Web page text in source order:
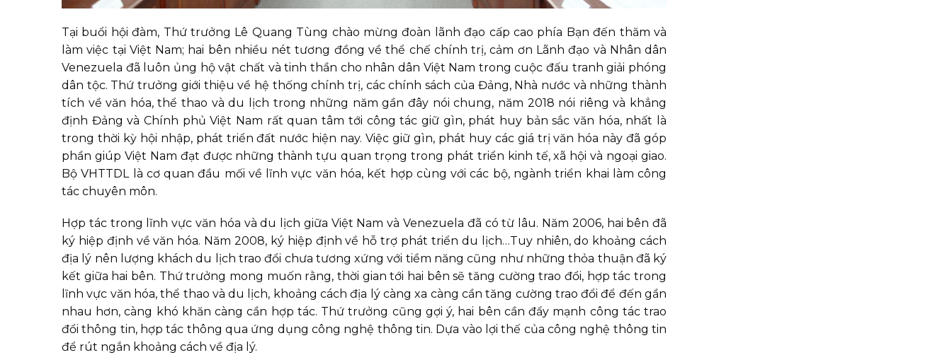
Tại buổi hội đàm, Thứ trưởng Lê Quang Tùng chào mừng đoàn lãnh đạo cấp cao phía Bạn đến thăm và
làm việc tại Việt Nam; hai bên nhiều nét tương đồng về thể chế chính trị, cảm ơn Lãnh đạo và Nhân dân
Venezuela đã luôn ủng hộ vật chất và tinh thần cho nhân dân Việt Nam trong cuộc đấu tranh giải phóng
dân tộc. Thứ trưởng giới thiệu về hệ thống chính trị, các chính sách của Đảng, Nhà nước và những thành
tích về văn hóa, thể thao và du lịch trong những năm gần đây nói chung, năm 2018 nói riêng và khẳng
định Đảng và Chính phủ Việt Nam rất quan tâm tới công tác giữ gìn, phát huy bản sắc văn hóa, nhất là
trong thời kỳ hội nhập, phát triển đất nước hiện nay. Việc giữ gìn, phát huy các giá trị văn hóa này đã góp
phần giúp Việt Nam đạt được những thành tựu quan trọng trong phát triển kinh tế, xã hội và ngoại giao.
Bộ VHTTDL là cơ quan đầu mối về lĩnh vực văn hóa, kết hợp cùng với các bộ, ngành triển khai làm công
tác chuyên môn.
Hợp tác trong lĩnh vực văn hóa và du lịch giữa Việt Nam và Venezuela đã có từ lâu. Năm 2006, hai bên đã
ký hiệp định về văn hóa. Năm 2008, ký hiệp định về hỗ trợ phát triển du lịch…Tuy nhiên, do khoảng cách
địa lý nên lượng khách du lịch trao đổi chưa tương xứng với tiềm năng cũng như những thỏa thuận đã ký
kết giữa hai bên. Thứ trưởng mong muốn rằng, thời gian tới hai bên sẽ tăng cường trao đổi, hợp tác trong
lĩnh vực văn hóa, thể thao và du lịch, khoảng cách địa lý càng xa càng cần tăng cường trao đổi để đến gần
nhau hơn, càng khó khăn càng cần hợp tác. Thứ trưởng cũng gợi ý, hai bên cần đẩy mạnh công tác trao
đổi thông tin, hợp tác thông qua ứng dụng công nghệ thông tin. Dựa vào lợi thế của công nghệ thông tin
để rút ngắn khoảng cách về địa lý.